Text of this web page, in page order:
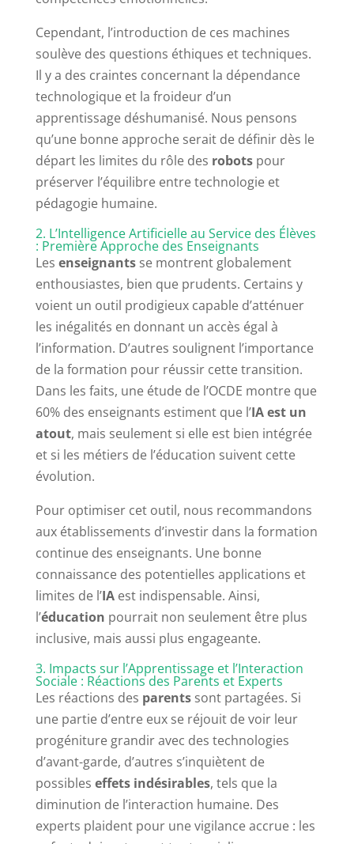
Cependant, l’introduction de ces machines
soulève des questions éthiques et techniques.
Il y a des craintes concernant la dépendance
technologique et la froideur d’un
apprentissage déshumanisé. Nous pensons
qu’une bonne approche serait de définir dès le
départ les limites du rôle des robotspour
préserver l’équilibre entre technologie et
pédagogie humaine.
2. L’Intelligence Artificielle au Service des Élèves
: Première Approche des Enseignants
Les enseignantsse montrent globalement
enthousiastes, bien que prudents. Certains y
voient un outil prodigieux capable d’atténuer
les inégalités en donnant un accès égal à
l’information. D’autres soulignent l’importance
de la formation pour réussir cette transition.
Dans les faits, une étude de l’OCDE montre que
60% des enseignants estiment que l’IA est un
atout, mais seulement si elle est bien intégrée
et si les métiers de l’éducation suivent cette
évolution.
Pour optimiser cet outil, nous recommandons
aux établissements d’investir dans la formation
continue des enseignants. Une bonne
connaissance des potentielles applications et
limites de l’IAest indispensable. Ainsi,
l’éducation pourrait non seulement être plus
inclusive, mais aussi plus engageante.
3. Impacts sur l’Apprentissage et l’Interaction
Sociale : Réactions des Parents et Experts
Les réactions des parentssont partagées. Si
une partie d’entre eux se réjouit de voir leur
progéniture grandir avec des technologies
d’avant-garde, d’autres s’inquiètent de
possibles effets indésirables, tels que la
diminution de l’interaction humaine. Des
experts plaident pour une vigilance accrue : les